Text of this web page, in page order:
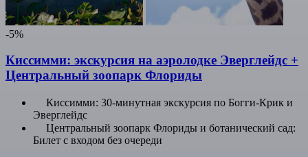
-5%
Киссимми: экскурсия на аэролодке Эверглейдс +
Центральный зоопарк Флориды
Киссимми: 30-минутная экскурсия по Богги-Крик и
Эверглейдс
Центральный зоопарк Флориды и ботанический сад:
Билет с входом без очереди